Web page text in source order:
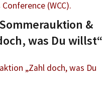
(WCC).
&
was Du willst“
„Zahl doch, was Du